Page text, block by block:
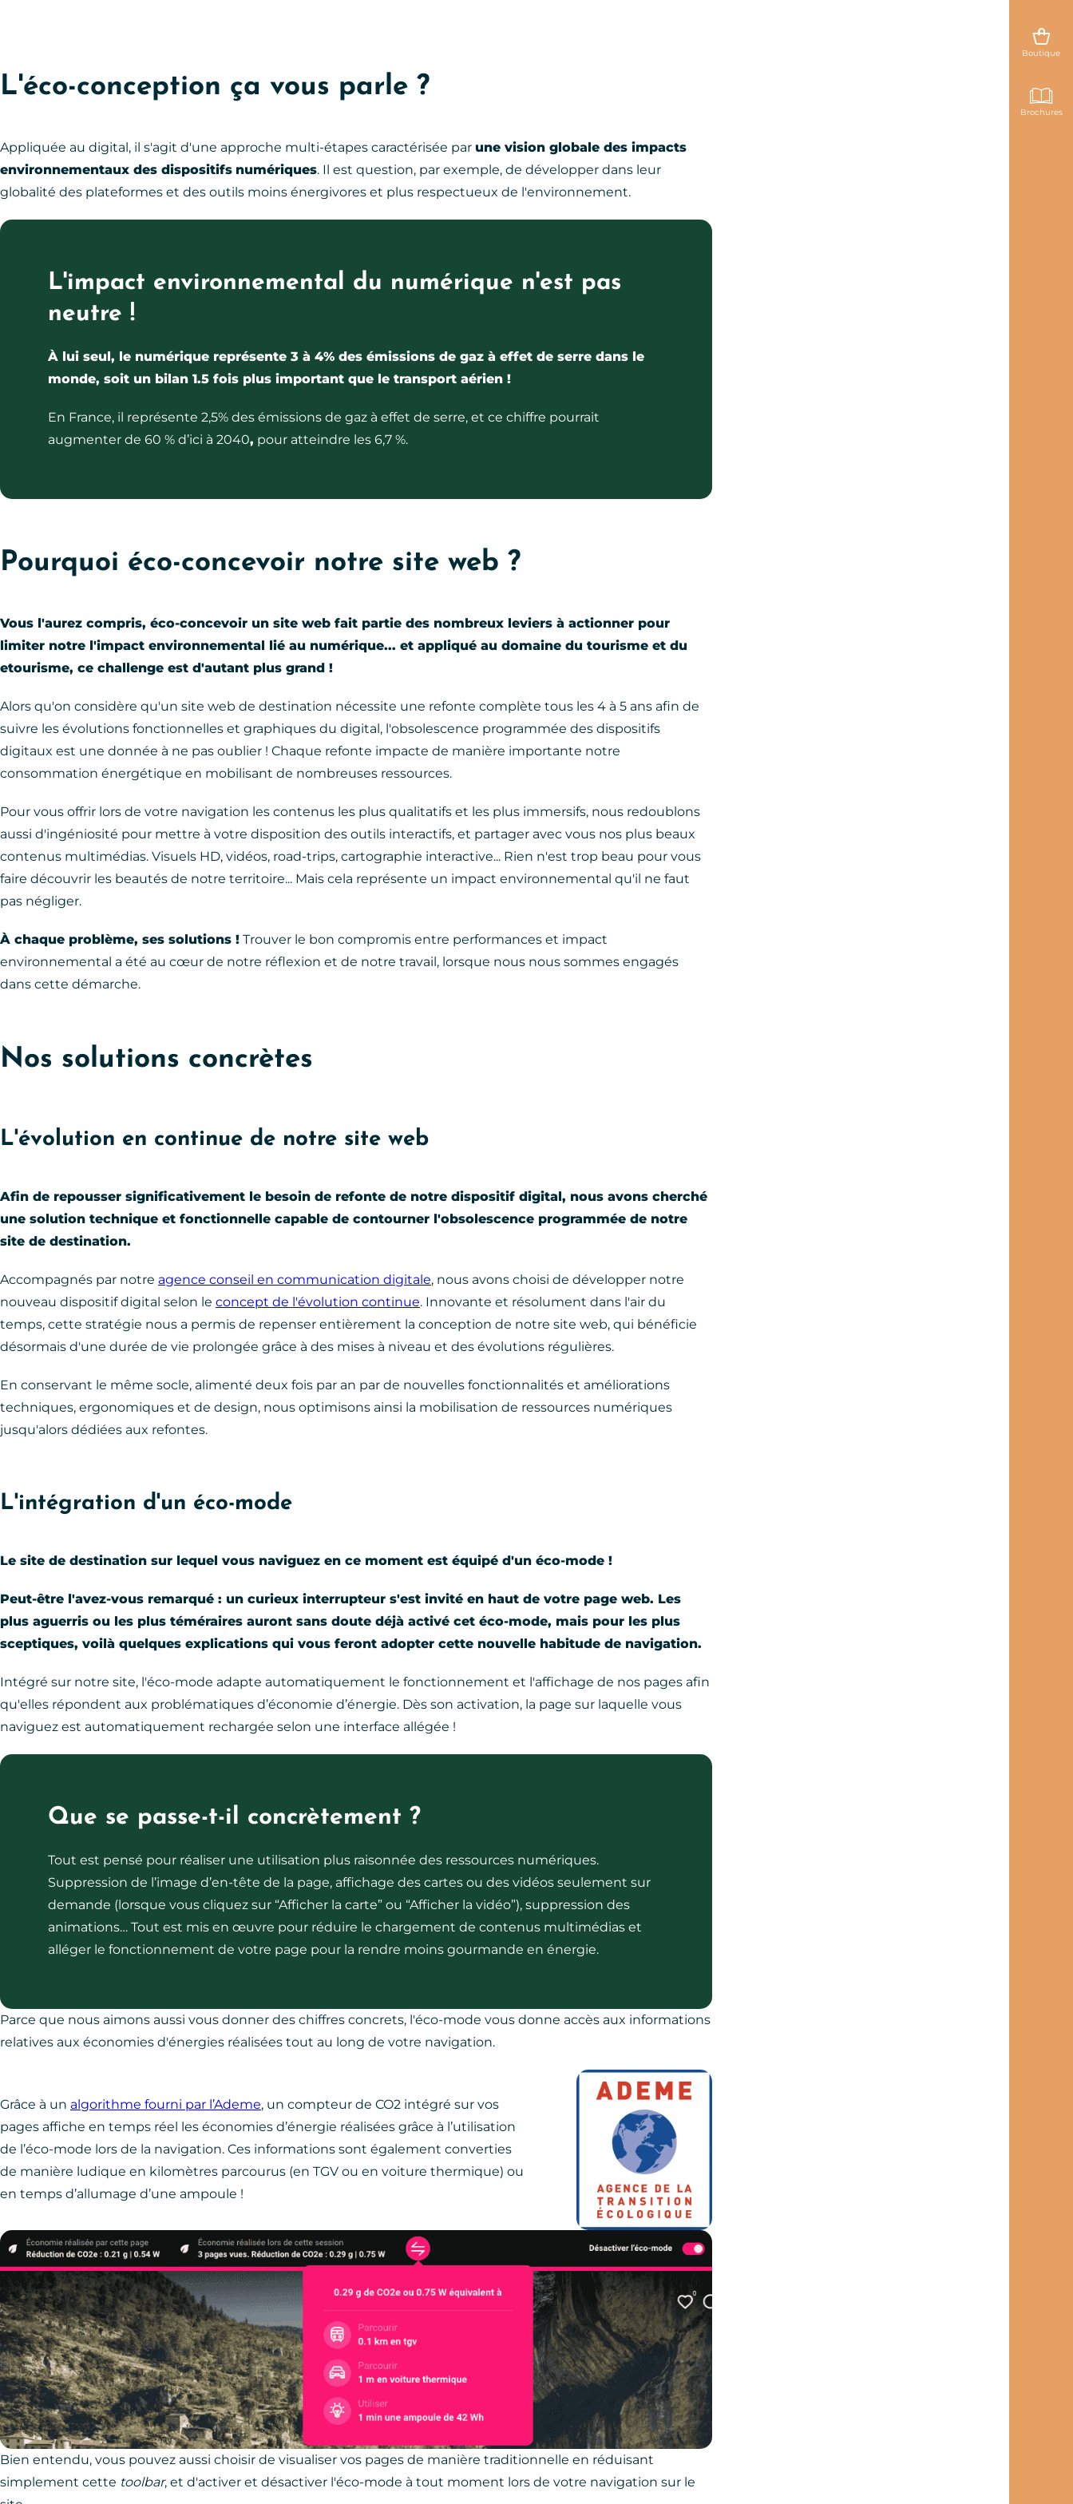
Boutique
Brochures
L'éco-conception ça vous parle ?
Appliquée au digital, il s'agit d'une approche multi-étapes caractérisée par une vision globale des impacts
environnementaux des dispositifs numériques. Il est question, par exemple, de développer dans leur
globalité des plateformes et des outils moins énergivores et plus respectueux de l'environnement.
L'impact environnemental du numérique n'est pas
neutre !
À lui seul, le numérique représente 3 à 4% des émissions de gaz à effet de serre dans le
monde, soit un bilan 1.5 fois plus important que le transport aérien !
En France, il représente 2,5% des émissions de gaz à effet de serre, et ce chiffre pourrait
augmenter de 60 % d’ici à 2040, pour atteindre les 6,7 %.
Pourquoi éco-concevoir notre site web ?
Vous l'aurez compris, éco-concevoir un site web fait partie des nombreux leviers à actionner pour
limiter notre l'impact environnemental lié au numérique... et appliqué au domaine du tourisme et du
etourisme, ce challenge est d'autant plus grand !
Alors qu'on considère qu'un site web de destination nécessite une refonte complète tous les 4 à 5 ans afin de
suivre les évolutions fonctionnelles et graphiques du digital, l'obsolescence programmée des dispositifs
digitaux est une donnée à ne pas oublier ! Chaque refonte impacte de manière importante notre
consommation énergétique en mobilisant de nombreuses ressources.
Pour vous offrir lors de votre navigation les contenus les plus qualitatifs et les plus immersifs, nous redoublons
aussi d'ingéniosité pour mettre à votre disposition des outils interactifs, et partager avec vous nos plus beaux
contenus multimédias. Visuels HD, vidéos, road-trips, cartographie interactive... Rien n'est trop beau pour vous
faire découvrir les beautés de notre territoire... Mais cela représente un impact environnemental qu'il ne faut
pas négliger.
À chaque problème, ses solutions ! Trouver le bon compromis entre performances et impact
environnemental a été au cœur de notre réflexion et de notre travail, lorsque nous nous sommes engagés
dans cette démarche.
Nos solutions concrètes
L'évolution en continue de notre site web
Afin de repousser significativement le besoin de refonte de notre dispositif digital, nous avons cherché
une solution technique et fonctionnelle capable de contourner l'obsolescence programmée de notre
site de destination.
Accompagnés par notre agence conseil en communication digitale, nous avons choisi de développer notre
nouveau dispositif digital selon le concept de l'évolution continue. Innovante et résolument dans l'air du
temps, cette stratégie nous a permis de repenser entièrement la conception de notre site web, qui bénéficie
désormais d'une durée de vie prolongée grâce à des mises à niveau et des évolutions régulières.
En conservant le même socle, alimenté deux fois par an par de nouvelles fonctionnalités et améliorations
techniques, ergonomiques et de design, nous optimisons ainsi la mobilisation de ressources numériques
jusqu'alors dédiées aux refontes.
L'intégration d'un éco-mode
Le site de destination sur lequel vous naviguez en ce moment est équipé d'un éco-mode !
Peut-être l'avez-vous remarqué : un curieux interrupteur s'est invité en haut de votre page web. Les
plus aguerris ou les plus téméraires auront sans doute déjà activé cet éco-mode, mais pour les plus
sceptiques, voilà quelques explications qui vous feront adopter cette nouvelle habitude de navigation.
Intégré sur notre site, l'éco-mode adapte automatiquement le fonctionnement et l'affichage de nos pages afin
qu'elles répondent aux problématiques d’économie d’énergie. Dès son activation, la page sur laquelle vous
naviguez est automatiquement rechargée selon une interface allégée !
Que se passe-t-il concrètement ?
Tout est pensé pour réaliser une utilisation plus raisonnée des ressources numériques.
Suppression de l’image d’en-tête de la page, affichage des cartes ou des vidéos seulement sur
demande (lorsque vous cliquez sur “Afficher la carte” ou “Afficher la vidéo”), suppression des
animations… Tout est mis en œuvre pour réduire le chargement de contenus multimédias et
alléger le fonctionnement de votre page pour la rendre moins gourmande en énergie.
Parce que nous aimons aussi vous donner des chiffres concrets, l'éco-mode vous donne accès aux informations
relatives aux économies d'énergies réalisées tout au long de votre navigation.
Grâce à un algorithme fourni par l’Ademe, un compteur de CO2 intégré sur vos
pages affiche en temps réel les économies d’énergie réalisées grâce à l’utilisation
de l’éco-mode lors de la navigation. Ces informations sont également converties
de manière ludique en kilomètres parcourus (en TGV ou en voiture thermique) ou
en temps d’allumage d’une ampoule !
Bien entendu, vous pouvez aussi choisir de visualiser vos pages de manière traditionnelle en réduisant
simplement cette toolbar, et d'activer et désactiver l'éco-mode à tout moment lors de votre navigation sur le